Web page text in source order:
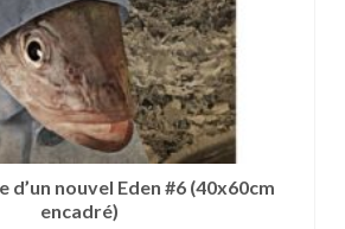
produit
d’un nouvel Eden #6 (40x60cm
encadré)